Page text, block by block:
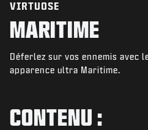
JEUX
ACTUS
VIRTUOSE
MARITIME
Déferlez sur vos ennemis avec
apparence ultra Maritime.
CONTENU :